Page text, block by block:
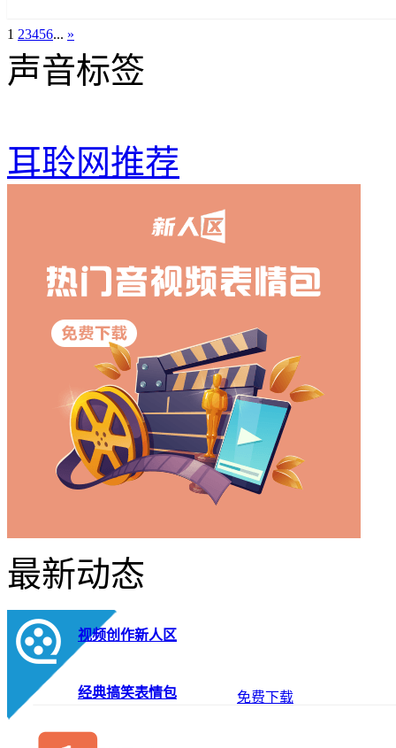
1 23456... »
声音标签
耳聆网推荐
最新动态
视频创作新人区
经典搞笑表情包 免费下载